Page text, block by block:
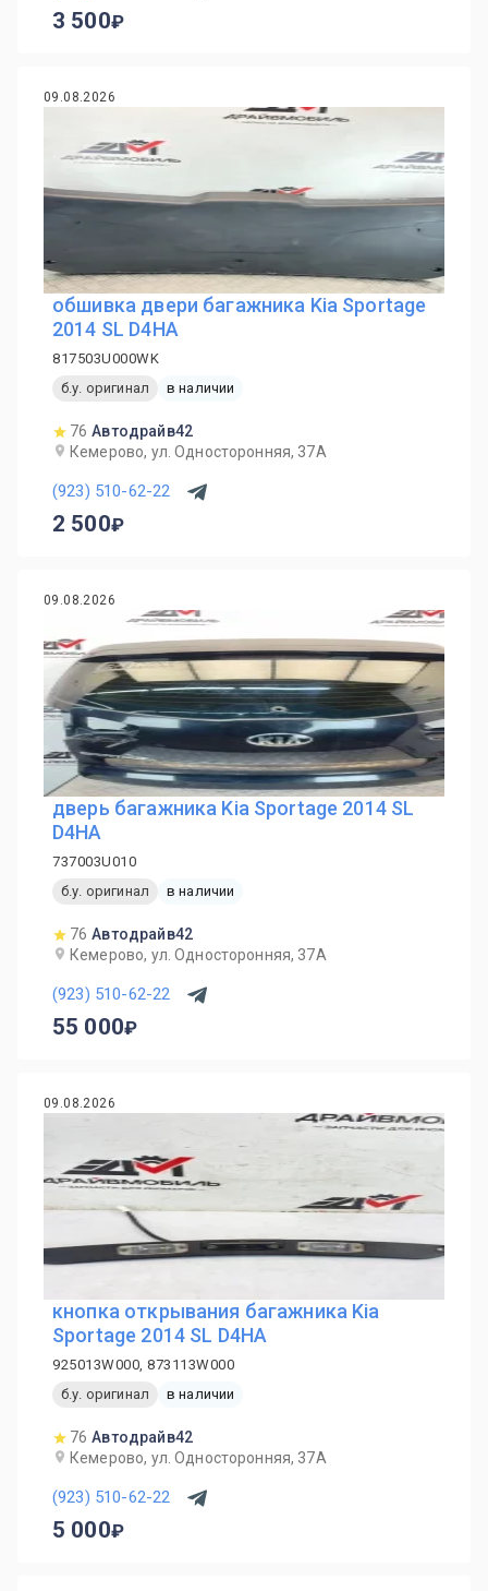
3 500
09.08.2026
обшивка двери багажника Kia Sportage
2014 SL D4HA
817503U000WK
б.у. оригинал
в наличии
76 Автодрайв42
Кемерово, ул. Односторонняя, 37А
(923) 510-62-22
2 500
09.08.2026
дверь багажника Kia Sportage 2014 SL
D4HA
737003U010
б.у. оригинал
в наличии
76 Автодрайв42
Кемерово, ул. Односторонняя, 37А
(923) 510-62-22
55 000
09.08.2026
кнопка открывания багажника Kia
Sportage 2014 SL D4HA
925013W000, 873113W000
б.у. оригинал
в наличии
76 Автодрайв42
Кемерово, ул. Односторонняя, 37А
(923) 510-62-22
5 000